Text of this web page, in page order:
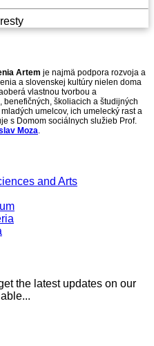
Artem je najmä podpora rozvoja a
a slovenskej kultúry nielen doma
vlastnou tvorbou a
školiacich a študijných
umelcov, ich umelecký rast a
s Domom sociálnych služieb Prof.
Moza.
and Arts
the latest updates on our